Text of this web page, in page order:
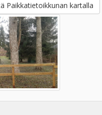
Paikkatietoikkunan kartalla